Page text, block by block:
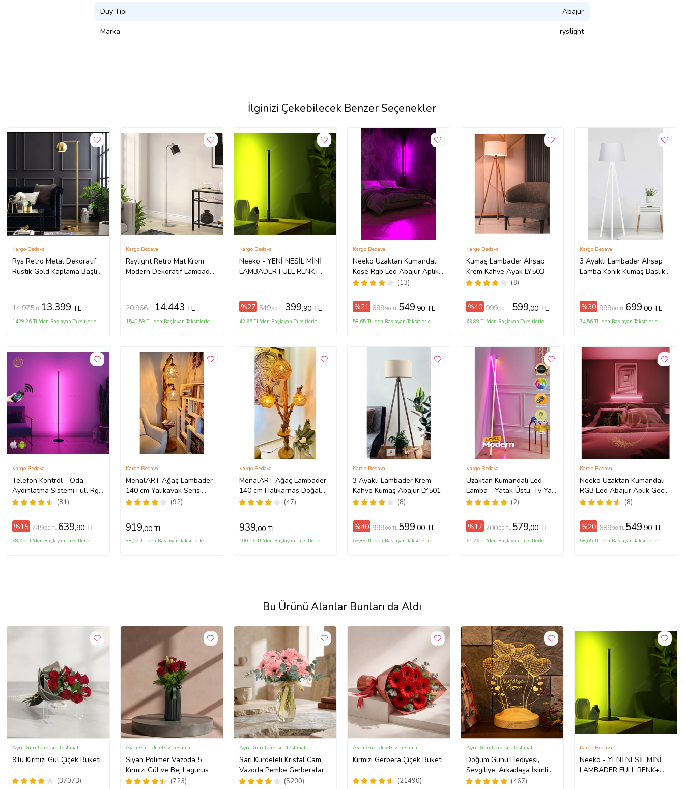
Duy Tipi Abajur
Marka ryslight
İlginizi Çekebilecek Benzer Seçenekler
Rys Retro Metal Dekoratif
Rustik Gold Kaplama Başlık
Kargo Bedava
14.975TL 13.399 TL
1429,26 TL'den Başlayan Taksitlerle
Rsylight Retro Mat Krom
Modern Dekoratif Lambader
Kargo Bedava
20.966TL 14.443 TL
1540,59 TL'den Başlayan Taksitlerle
Neeko - YENİ NESİL MİNİ
LAMBADER FULL RENK+
Kargo Bedava
%27 549,90 TL 399,90 TL
42,65 TL'den Başlayan Taksitlerle
Neeko Uzaktan Kumandalı
Köşe Rgb Led Abajur Aplik
Gece Lambası Kumandalı
(13)
Kargo Bedava
%21 699,90 TL 549,90 TL
58,65 TL'den Başlayan Taksitlerle
Kumaş Lambader Ahşap
Krem Kahve Ayak LY503
(8)
Kargo Bedava
%40 999,00 TL 599,00 TL
63,89 TL'den Başlayan Taksitlerle
3 Ayaklı Lambader Ahşap
Lamba Konik Kumaş Başlık
Kargo Bedava
%30 999,00 TL 699,00 TL
74,56 TL'den Başlayan Taksitlerle
Telefon Kontrol - Oda
Aydınlatma Sistemi Full Rgb
- Full Renk - Çok Özellik
(81)
Kargo Bedava
%15 749,90 TL 639,90 TL
68,25 TL'den Başlayan Taksitlerle
MenalART Ağaç Lambader
140 cm Yalıkavak Serisi
Doğal Ahşap Lambader
Küre
(92)
Kargo Bedava
919,00 TL
98,02 TL'den Başlayan Taksitlerle
MenalART Ağaç Lambader
140 cm Halikarnas Doğal
Ağaç Serisi Köşe
Lambader
(47)
Kargo Bedava
939,00 TL
100,16 TL'den Başlayan Taksitlerle
3 Ayaklı Lambader Krem
Kahve Kumaş Abajur LY501
(8)
Kargo Bedava
%40 999,00 TL 599,00 TL
63,89 TL'den Başlayan Taksitlerle
Uzaktan Kumandalı Led
Lamba - Yatak Üstü, Tv Yanı
,oturma Odası - Rgb Çok
(2)
Kargo Bedava
%17 700,00 TL 579,00 TL
61,76 TL'den Başlayan Taksitlerle
Neeko Uzaktan Kumandalı
RGB Led Abajur Aplik Gece
Lambası KUMANDALİ - RGB
(8)
Kargo Bedava
%20 689,90 TL 549,90 TL
58,65 TL'den Başlayan Taksitlerle
Bu Ürünü Alanlar Bunları da Aldı
9'lu Kırmızı Gül Çiçek Buketi
(37073)
Aynı Gün Ücretsiz Teslimat
Siyah Polimer Vazoda 5
Kırmızı Gül ve Bej Lagurus
(723)
Aynı Gün Ücretsiz Teslimat
Sarı Kurdeleli Kristal Cam
Vazoda Pembe Gerberalar
(5200)
Aynı Gün Ücretsiz Teslimat
Kırmızı Gerbera Çiçek Buketi
(21490)
Aynı Gün Ücretsiz Teslimat
Doğum Günü Hediyesi,
Sevgiliye, Arkadaşa İsimli
Doğum Günü Hediyesi,
(467)
Aynı Gün Ücretsiz Teslimat
Neeko - YENİ NESİL MİNİ
LAMBADER FULL RENK+
Kargo Bedava